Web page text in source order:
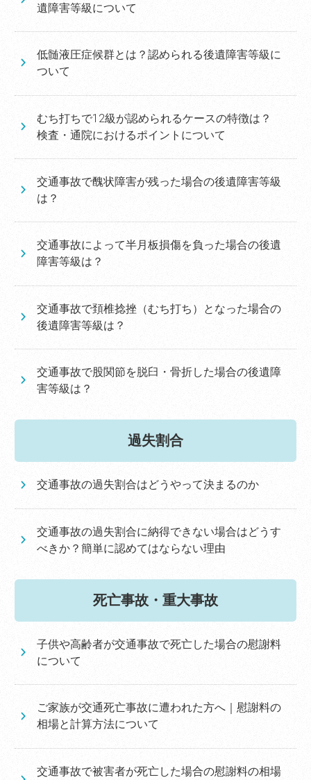
遺障害等級について
低髄液圧症候群とは？認められる後遺障害等級に
ついて
むち打ちで12級が認められるケースの特徴は？
検査・通院におけるポイントについて
交通事故で醜状障害が残った場合の後遺障害等級
は？
交通事故によって半月板損傷を負った場合の後遺
障害等級は？
交通事故で頚椎捻挫（むち打ち）となった場合の
後遺障害等級は？
交通事故で股関節を脱臼・骨折した場合の後遺障
害等級は？
過失割合
交通事故の過失割合はどうやって決まるのか
交通事故の過失割合に納得できない場合はどうす
べきか？簡単に認めてはならない理由
死亡事故・重大事故
子供や高齢者が交通事故で死亡した場合の慰謝料
について
ご家族が交通死亡事故に遭われた方へ｜慰謝料の
相場と計算方法について
交通事故で被害者が死亡した場合の慰謝料の相場